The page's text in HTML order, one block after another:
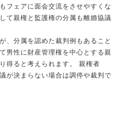
フェアに面会交流をさせやすくな
て親権と監護権の分属も離婚協議
、分属を認めた裁判例もあること
男性に財産管理権を中心とする親
得ると考えられます。 親権者
が決まらない場合は調停や裁判で